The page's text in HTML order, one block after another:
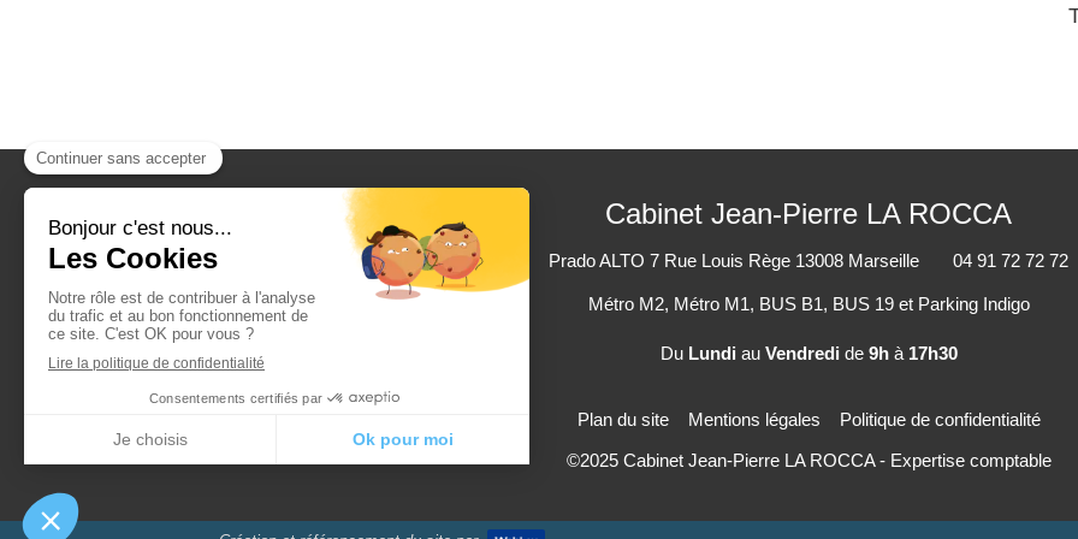
Cabinet Jean-Pierre LA ROCCA
Prado ALTO 7 Rue Louis Rège 13008 Marseille 04 91 72 72 72
Métro M2, Métro M1, BUS B1, BUS 19 et Parking Indigo
Du Lundi au Vendredi de 9hà 17h30
Plan du site Mentions légales
Politique de confidentialité
©2025 Cabinet Jean-Pierre LA ROCCA - Expertise comptable